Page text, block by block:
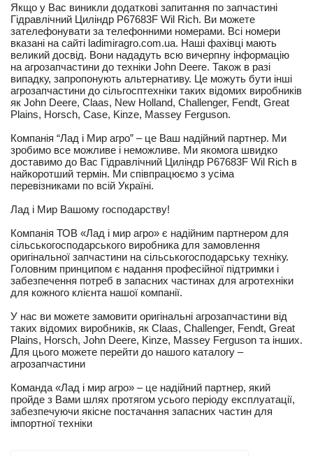
Якщо у Вас виникли додаткові запитання по запчастині
Гідравлічний Циліндр P67683F Wil Rich. Ви можете
зателефонувати за телефонними номерами. Всі номери
вказані на сайті ladimiragro.com.ua. Наші фахівці мають
великий досвід. Вони нададуть всю вичерпну інформацію
на агрозапчастини до техніки John Deere. Також в разі
випадку, запропонують альтернативу. Це можуть бути інші
агрозапчастини до сільгосптехніки таких відомих виробників
як John Deere, Claas, New Holland, Challenger, Fendt, Great
Plains, Horsch, Case, Kinze, Massey Ferguson.
Компанія “Лад і Мир агро” – це Ваш надійний партнер. Ми
зробимо все можливе і неможливе. Ми якомога швидко
доставимо до Вас Гідравлічний Циліндр P67683F Wil Rich в
найкоротший термін. Ми співпрацюємо з усіма
перевізниками по всій Україні.
Лад і Мир Вашому господарству!
Компанія ТОВ «Лад і мир агро» є надійним партнером для
сільськогосподарського виробника для замовлення
оригінальної запчастини на сільськогосподарську техніку.
Головним принципом є надання професійної підтримки і
забезпечення потреб в запасних частинах для агротехніки
для кожного клієнта нашої компанії.
У нас ви можете замовити оригінальні агрозапчастини від
таких відомих виробників, як Claas, Challenger, Fendt, Great
Plains, Horsch, John Deere, Kinze, Massey Ferguson та інших.
Для цього можете перейти до нашого каталогу –
агрозапчастини
Команда «Лад і мир агро» – це надійний партнер, який
пройде з Вами шлях протягом усього періоду експлуатації,
забезпечуючи якісне постачання запасних частин для
імпортної техніки